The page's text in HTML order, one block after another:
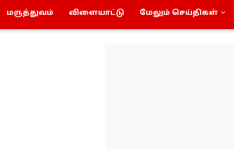
மருத்துவம் விளையாட்டு மேலும் செய்திகள்